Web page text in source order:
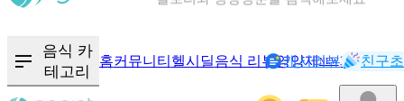
혈당 · 다이어트 음식 검색해보세요
음식 카
테고리
홈커뮤니티 헬시딜음식 리뷰영양제NEW기록
캐시리뷰 친구